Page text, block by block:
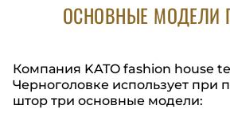
ОСНОВНЫЕ МОДЕЛИ
Компания KATO fashion house
Черноголовке использует при
штор три основные модели: